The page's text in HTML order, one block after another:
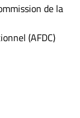
de la
(AFDC)